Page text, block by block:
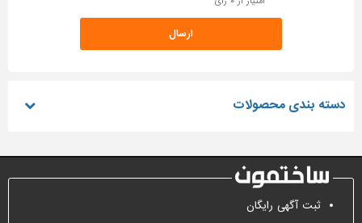
دسته بندی محصولات
ثبت آگهی رایگان